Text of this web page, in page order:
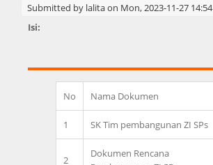
Submitted by lalitaon Mon, 2023-11-27 14:54
Isi:
No Nama Dokumen
1 SK Tim pembangunan ZI SPs
2
Dokumen Rencana